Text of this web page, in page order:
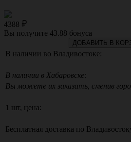
4388
Вы получите 43.88 бонуса
ДОБАВИТЬ В
В наличии во Владивостоке:
В наличии в Хабаровске:
Вы можете их заказать, сменив
1 шт, цена:
Бесплатная доставка по